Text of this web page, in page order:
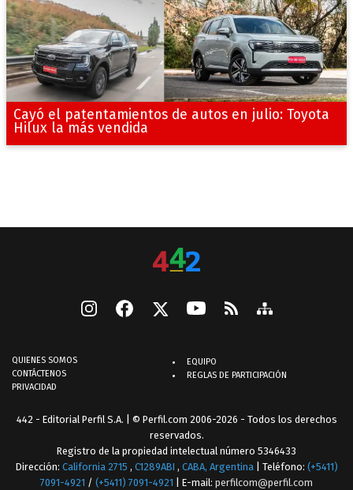
Cayó el patentamientos de autos en julio: Toyota
Hilux la más vendida
QUIENES SOMOS
CONTÁCTENOS
PRIVACIDAD
EQUIPO
REGLAS DE PARTICIPACIÓN
442 - Editorial Perfil S.A. | © Perfil.com 2006-2026 - Todos los derechos
reservados.
Registro de la propiedad intelectual número 5346433
Dirección: California 2715 , C1289ABI , CABA, Argentina | Teléfono: (+5411)
7091-4921 / (+5411) 7091-4921 | E-mail: perfilcom@perfil.com